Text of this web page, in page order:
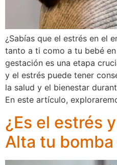
¿Sabías que el estrés en el
tanto a ti como a tu bebé
gestación es una etapa
y el estrés puede tener
la salud y el bienestar
En este artículo,
¿Es el estrés
Alta tu